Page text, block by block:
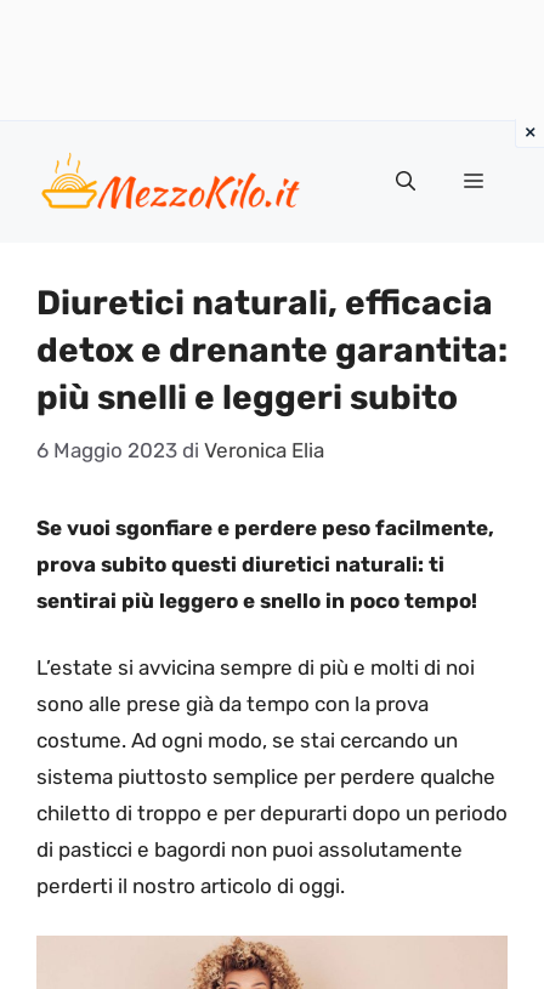
contenuto
Menu
Diuretici naturali, efficacia
detox e drenante garantita:
più snelli e leggeri subito
6 Maggio 2023 di Veronica Elia
Se vuoi sgonfiare e perdere peso facilmente,
prova subito questi diuretici naturali: ti
sentirai più leggero e snello in poco tempo!
L’estate si avvicina sempre di più e molti di noi
sono alle prese già da tempo con la prova
costume. Ad ogni modo, se stai cercando un
sistema piuttosto semplice per perdere qualche
chiletto di troppo e per depurarti dopo un periodo
di pasticci e bagordi non puoi assolutamente
perderti il nostro articolo di oggi.